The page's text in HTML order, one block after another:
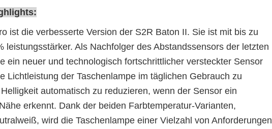
ist die verbesserte Version der S2R Baton II. Sie ist mit bis zu
leistungsstärker. Als Nachfolger des Abstandssensors der letzten
ein neuer und technologisch fortschrittlicher versteckter Sensor
Lichtleistung der Taschenlampe im täglichen Gebrauch zu
automatisch zu reduzieren, wenn der Sensor ein
erkennt. Dank der beiden Farbtemperatur-Varianten,
wird die Taschenlampe einer Vielzahl von Anforderungen